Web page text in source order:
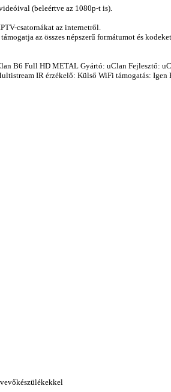
(beleértve az 1080p-t is).
csatornákat az internetről.
az összes népszerű formátumot és
B6 Full HD METAL Gyártó: uClan Fejlesztő:
IR érzékelő: Külső WiFi támogatás: